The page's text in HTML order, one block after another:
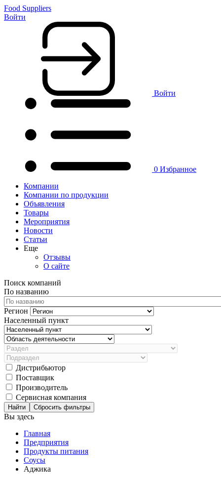
Food Suppliers
Войти
Войти
0 Избранное
Компании
Компании по продукции
Объявления
Товары
Мероприятия
Новости
Статьи
Еще
Отзывы
О сайте
Поиск компаний
По названию
Регион
Населенный пункт
Дистрибьютор
Поставщик
Производитель
Сервисная компания
Сбросить фильтры
Вы здесь
Главная
Предприятия
Продукты питания
Соусы
Аджика